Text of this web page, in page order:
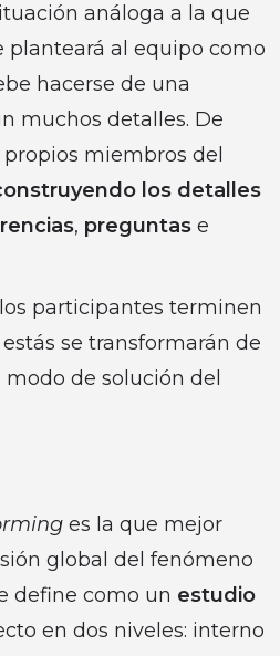
análoga a la que
planteará al equipo como
hacerse de una
muchos detalles. De
miembros del
los detalles
, preguntas e
participantes terminen
se transformarán de
de solución del
es la que mejor
global del fenómeno
define como un estudio
en dos niveles: interno